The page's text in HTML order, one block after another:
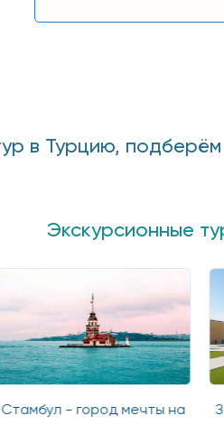
в Турцию,
Экскурсионные
Стамбул - город мечты на